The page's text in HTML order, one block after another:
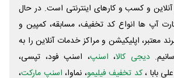
و کسب و‌ کارهای اینترنتی است. در حال
آپ ها انواع کد تخفیف، مسابقه، کمپین و
معتبر، اپلیکیشن و مراکز خدمات آنلاین را به
دیجی کالا، اسنپ، اسنپ فود، تپسی،
بابا ،کد تخفیف فیلیمو، نماوا، اسنپ مارکت،